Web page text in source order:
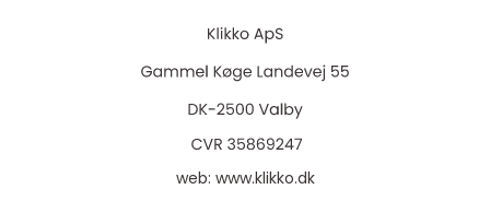
web: www.klikko.dk